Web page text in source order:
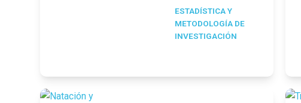
ESTADÍSTICA Y
METODOLOGÍA DE
INVESTIGACIÓN